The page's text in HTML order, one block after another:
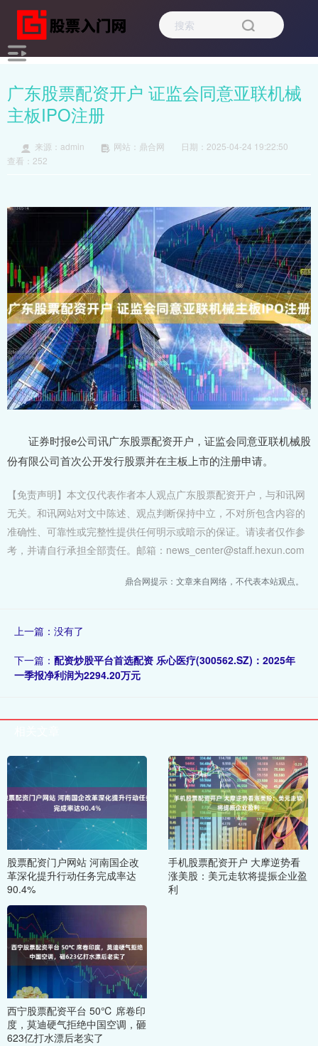
广东股票配资开户 证监会同意亚联机械
主板IPO注册
来源：admin 网站：鼎合网
日期：2025-04-24 19:22:50
查看：252
证券时报e公司讯广东股票配资开户，证监会同意亚联机械股
份有限公司首次公开发行股票并在主板上市的注册申请。
【免责声明】本文仅代表作者本人观点广东股票配资开户，与和讯网
无关。和讯网站对文中陈述、观点判断保持中立，不对所包含内容的
准确性、可靠性或完整性提供任何明示或暗示的保证。请读者仅作参
考，并请自行承担全部责任。邮箱：news_center@staff.hexun.com
鼎合网提示：文章来自网络，不代表本站观点。
上一篇：没有了
下一篇： 配资炒股平台首选配资 乐心医疗(300562.SZ)：2025年
一季报净利润为2294.20万元
股票配资门户网站 河南国企改
革深化提升行动任务完成率达
90.4%
手机股票配资开户 大摩逆势看
涨美股：美元走软将提振企业盈
利
西宁股票配资平台 50℃ 席卷印
度，莫迪硬气拒绝中国空调，砸
623亿打水漂后老实了